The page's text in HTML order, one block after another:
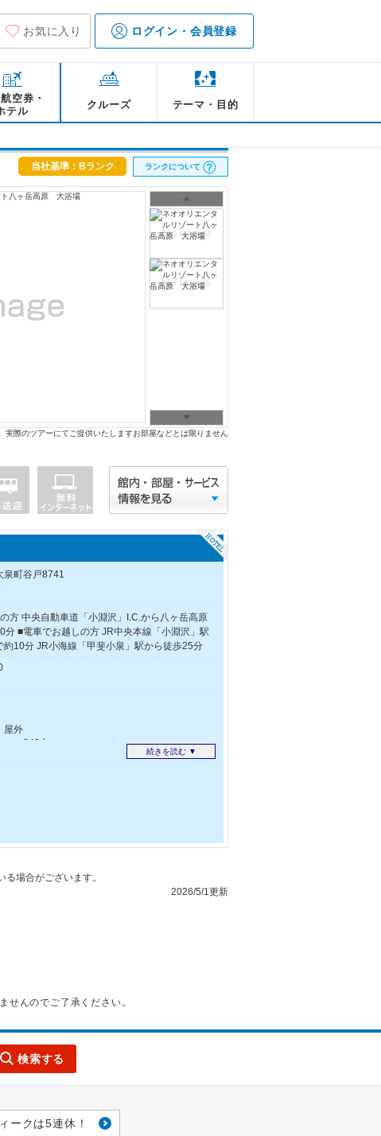
お気に入り ログイン・会員登録
空券・
テル
クルーズ テーマ・目的
当社基準：Bランク ランクについて
際のツアーにてご提供いたしますお部屋などとは限りません
泉町谷戸8741
方 中央自動車道「小淵沢」I.C.から八ヶ岳高原
分 ■電車でお越しの方 JR中央本線「小淵沢」駅
約10分 JR小海線「甲斐小泉」駅から徒歩25分
屋外
： 240台
お問い合わせください
続きを読む ▼
場合がございます。
2026/5/1更新
んのでご了承ください。
検索する
ークは5連休！